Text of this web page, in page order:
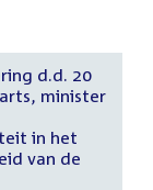
d.d. 20
minister
in het
van de